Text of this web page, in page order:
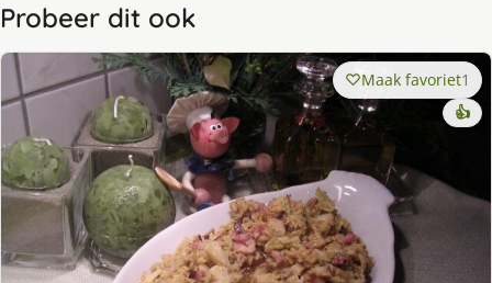
Probeer dit ook
Maak favoriet1
👍